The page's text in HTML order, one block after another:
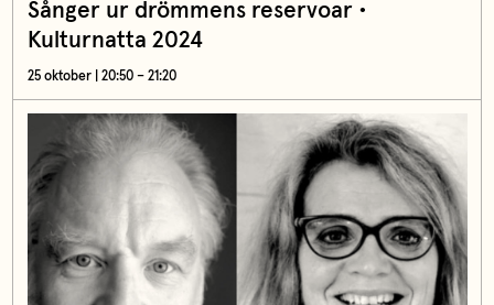
Sånger ur drömmens reservoar •
Kulturnatta 2024
25 oktober | 20:50 – 21:20